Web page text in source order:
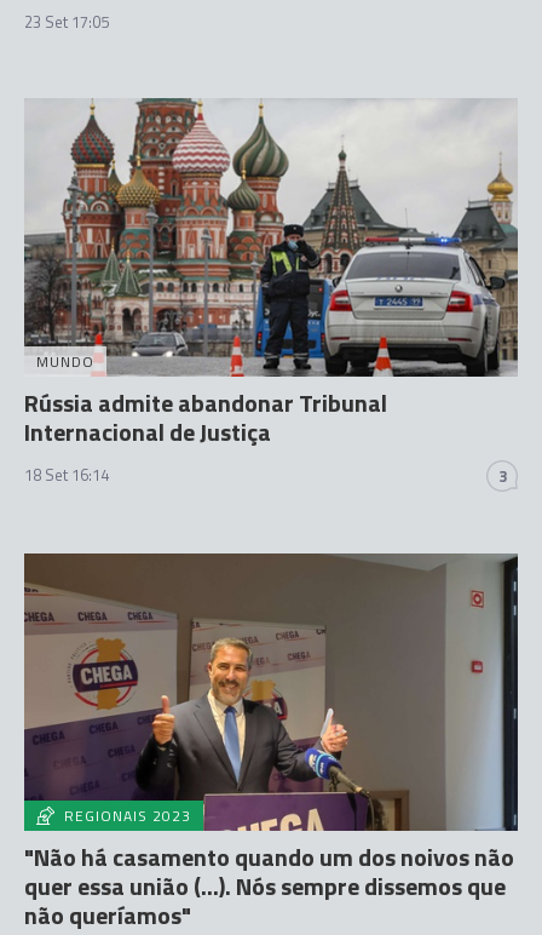
23 Set 17:05
MUNDO
Rússia admite abandonar Tribunal
Internacional de Justiça
18 Set 16:14 3
REGIONAIS 2023
"Não há casamento quando um dos noivos não
quer essa união (...). Nós sempre dissemos que
não queríamos"